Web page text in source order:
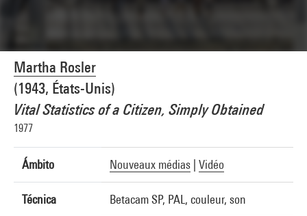
Martha Rosler
(1943, États-Unis)
Vital Statistics of a Citizen, Simply Obtained
1977
Ámbito Nouveaux médias Vidéo
Técnica Betacam SP, PAL, couleur, son